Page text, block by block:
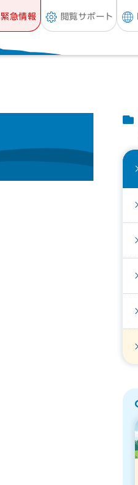
緊急情報 閲覧サポート